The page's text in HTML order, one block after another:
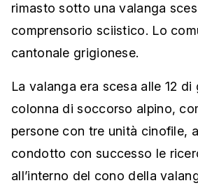
rimasto sotto una valanga
comprensorio sciistico. Lo
cantonale grigionese.
La valanga era scesa alle 12 di
colonna di soccorso alpino,
persone con tre unità cinofile,
condotto con successo le
all’interno del cono della